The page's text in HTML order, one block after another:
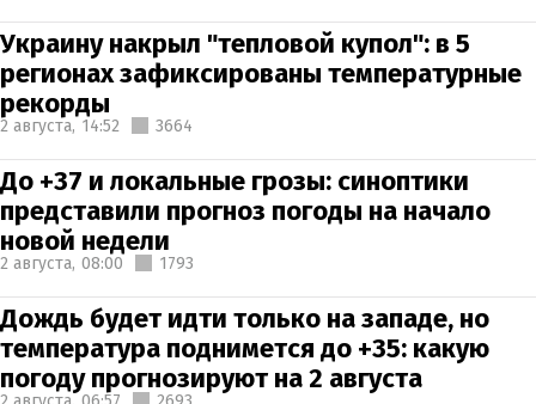
Украину накрыл "тепловой купол": в 5
регионах зафиксированы температурные
рекорды
2 августа, 14:52 3664
До +37 и локальные грозы: синоптики
представили прогноз погоды на начало
новой недели
2 августа, 08:00 1793
Дождь будет идти только на западе, но
температура поднимется до +35: какую
погоду прогнозируют на 2 августа